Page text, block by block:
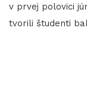
v prvej polovici
tvorili študenti